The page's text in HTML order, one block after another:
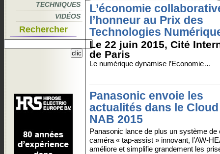
TECHNIQUES
VIDÉOS
Rechercher
L’économie
l’honneur au Prix des
Technologies
Le 22 juin 2015, Cité
de Paris
Le numérique dynamise l’Economie…
Panasonic envoie les
actualités dans le
NAB 2015
Panasonic lance de plus un système de
caméra « tap-assist » innovant, l’AW-
améliore et simplifie grandement les